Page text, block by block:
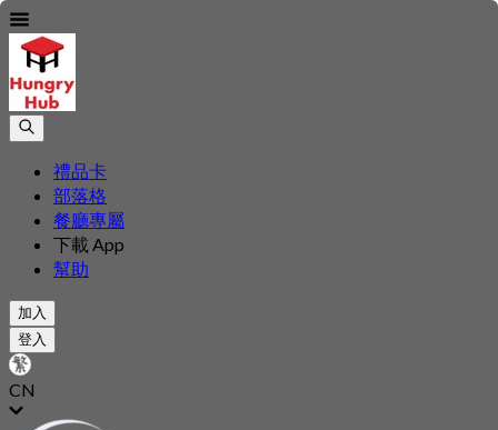
禮品卡
部落格
餐廳專屬
下載 App
幫助
加入
登入
CN